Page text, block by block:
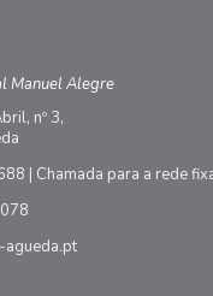
Manuel Alegre
nº 3,
| Chamada para a rede
agueda.pt